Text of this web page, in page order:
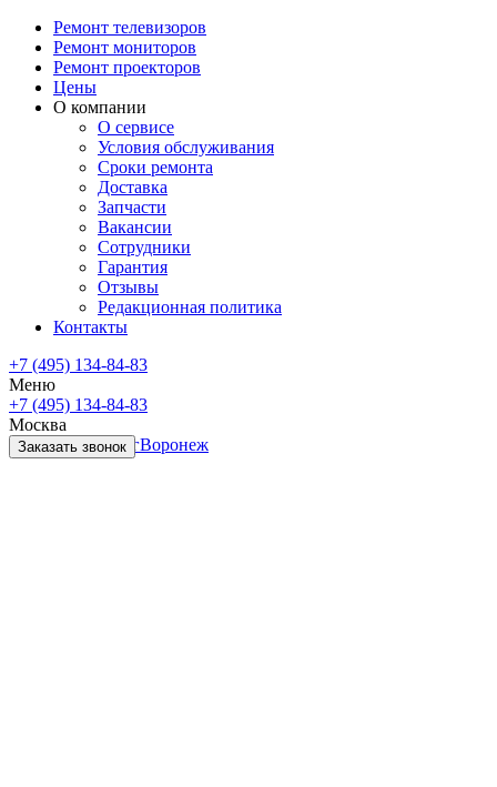
Ремонт телевизоров
Ремонт мониторов
Ремонт проекторов
Цены
О компании
О сервисе
Условия обслуживания
Сроки ремонта
Доставка
Запчасти
Вакансии
Сотрудники
Гарантия
Отзывы
Редакционная политика
Контакты
+7 (495) 134-84-83
Меню
+7 (495) 134-84-83
Москва
Санкт-ПетербургВоронеж
Заказать звонок